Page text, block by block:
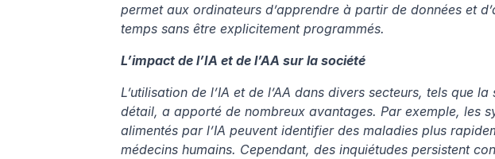
permet aux ordinateurs d’apprendre à partir de données et
temps sans être explicitement programmés.
L’impact de l’IA et de l’AA sur la société
L’utilisation de l’IA et de l’AA dans divers secteurs, tels que
détail, a apporté de nombreux avantages. Par exemple, les
alimentés par l’IA peuvent identifier des maladies plus
médecins humains. Cependant, des inquiétudes persistent